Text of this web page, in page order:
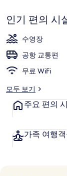
던
스
의
사
기
인기 편의 시
수영장
공항 교통편
무료 WiFi
모두 보기
주요 편의
가족 여행